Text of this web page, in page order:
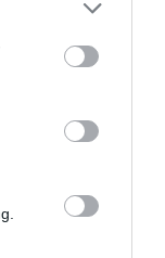
may click to
party tags to
in below Google
μπλοκάρει τη
ευθύνες στη